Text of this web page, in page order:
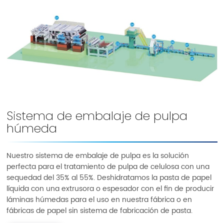
Sistema de embalaje de pulpa
húmeda
Nuestro sistema de embalaje de pulpa es la solución
perfecta para el tratamiento de pulpa de celulosa con una
sequedad del 35% al 55%. Deshidratamos la pasta de papel
líquida con una extrusora o espesador con el fin de producir
láminas húmedas para el uso en nuestra fábrica o en
fábricas de papel sin sistema de fabricación de pasta.